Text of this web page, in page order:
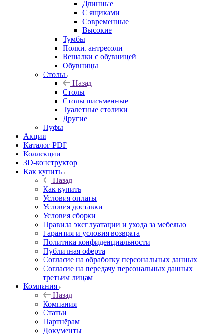
Длинные
С ящиками
Современные
Высокие
Тумбы
Полки, антресоли
Вешалки с обувницей
Обувницы
Столы
Назад
Столы
Столы письменные
Туалетные столики
Другие
Пуфы
Акции
Каталог PDF
Коллекции
3D-конструктор
Как купить
Назад
Как купить
Условия оплаты
Условия доставки
Условия сборки
Правила эксплуатации и ухода за мебелью
Гарантия и условия возврата
Политика конфиденциальности
Публичная оферта
Согласие на обработку персональных данных
Согласие на передачу персональных данных
третьим лицам
Компания
Назад
Компания
Статьи
Партнёрам
Документы